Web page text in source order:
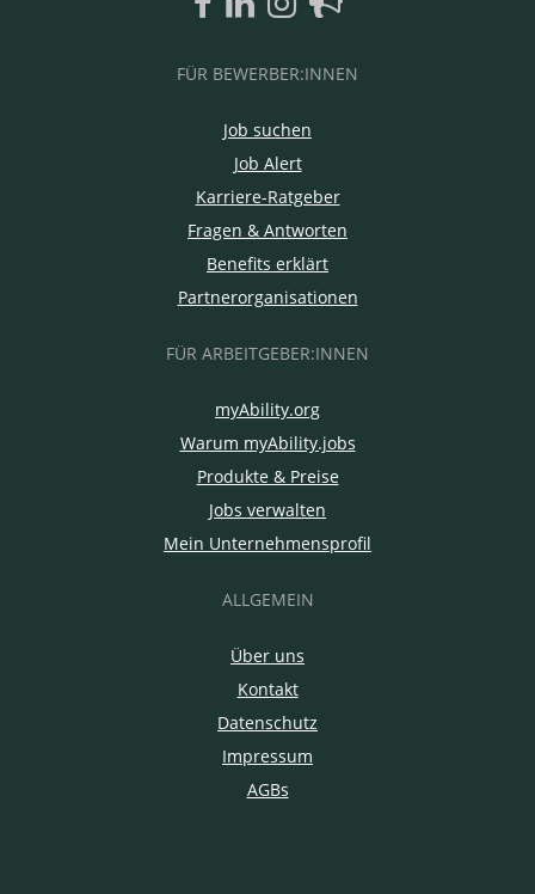
FÜR BEWERBER:INNEN
Job suchen
Job Alert
Karriere-Ratgeber
Fragen & Antworten
Benefits erklärt
Partnerorganisationen
FÜR ARBEITGEBER:INNEN
myAbility.org
Warum myAbility.jobs
Produkte & Preise
Jobs verwalten
Mein Unternehmensprofil
ALLGEMEIN
Über uns
Kontakt
Datenschutz
Impressum
AGBs